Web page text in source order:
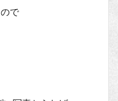
で